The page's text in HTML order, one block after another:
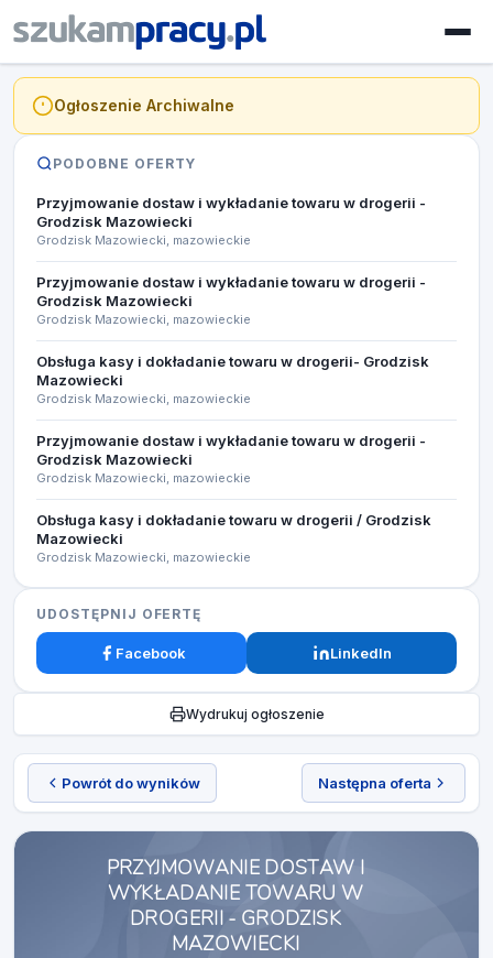
Powrót do wyników Następna oferta
PRZYJMOWANIE DOSTAW I
WYKŁADANIE TOWARU W
DROGERII - GRODZISK
MAZOWIECKI
Ogłoszenie Archiwalne
PODOBNE OFERTY
Przyjmowanie dostaw i wykładanie towaru w drogerii -
Grodzisk Mazowiecki
Grodzisk Mazowiecki, mazowieckie
Przyjmowanie dostaw i wykładanie towaru w drogerii -
Grodzisk Mazowiecki
Grodzisk Mazowiecki, mazowieckie
Obsługa kasy i dokładanie towaru w drogerii- Grodzisk
Mazowiecki
Grodzisk Mazowiecki, mazowieckie
Przyjmowanie dostaw i wykładanie towaru w drogerii -
Grodzisk Mazowiecki
Grodzisk Mazowiecki, mazowieckie
Obsługa kasy i dokładanie towaru w drogerii / Grodzisk
Mazowiecki
Grodzisk Mazowiecki, mazowieckie
UDOSTĘPNIJ OFERTĘ
Facebook LinkedIn
Wydrukuj ogłoszenie